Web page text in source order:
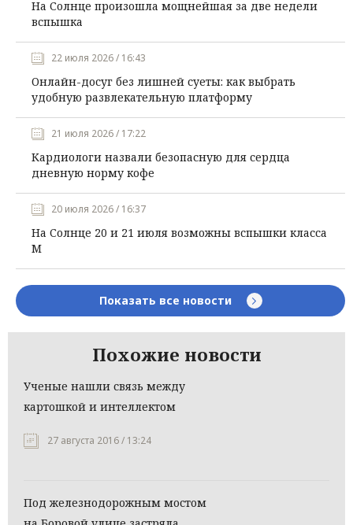
На Солнце произошла мощнейшая за две недели
вспышка
22 июля 2026 / 16:43
Онлайн-досуг без лишней суеты: как выбрать
удобную развлекательную платформу
21 июля 2026 / 17:22
Кардиологи назвали безопасную для сердца
дневную норму кофе
20 июля 2026 / 16:37
На Солнце 20 и 21 июля возможны вспышки класса
М
Показать все новости
Похожие новости
Ученые нашли связь между
картошкой и интеллектом
27 августа 2016 / 13:24
Под железнодорожным мостом